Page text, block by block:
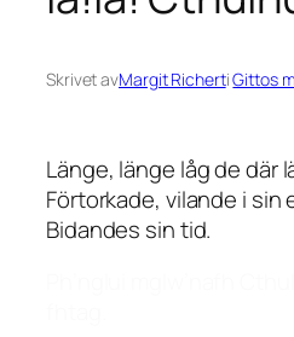
Skrivet avMargit RichertiGittos
Länge, länge låg de där
Förtorkade, vilande i sin
Bidandes sin tid.